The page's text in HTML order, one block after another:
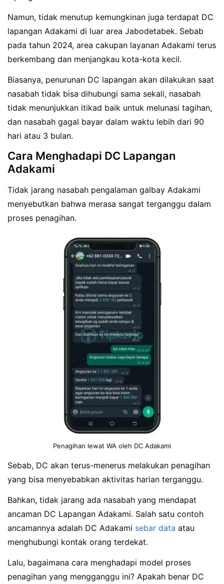
Namun, tidak menutup kemungkinan juga terdapat DC
lapangan Adakami di luar area Jabodetabek. Sebab
pada tahun 2024, area cakupan layanan Adakami terus
berkembang dan menjangkau kota-kota kecil.
Biasanya, penurunan DC lapangan akan dilakukan saat
nasabah tidak bisa dihubungi sama sekali, nasabah
tidak menunjukkan itikad baik untuk melunasi tagihan,
dan nasabah gagal bayar dalam waktu lebih dari 90
hari atau 3 bulan.
Cara Menghadapi DC Lapangan
Adakami
Tidak jarang nasabah pengalaman galbay Adakami
menyebutkan bahwa merasa sangat terganggu dalam
proses penagihan.
Penagihan lewat WA oleh DC Adakami
Sebab, DC akan terus-menerus melakukan penagihan
yang bisa menyebabkan aktivitas harian terganggu.
Bahkan, tidak jarang ada nasabah yang mendapat
ancaman DC Lapangan Adakami. Salah satu contoh
ancamannya adalah DC Adakami sebar data atau
menghubungi kontak orang terdekat.
Lalu, bagaimana cara menghadapi model proses
penagihan yang mengganggu ini? Apakah benar DC